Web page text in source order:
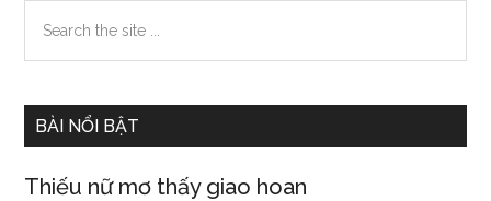
Primary
Sidebar
the
BÀI NỔI BẬT
Thiếu nữ mơ thấy giao hoan